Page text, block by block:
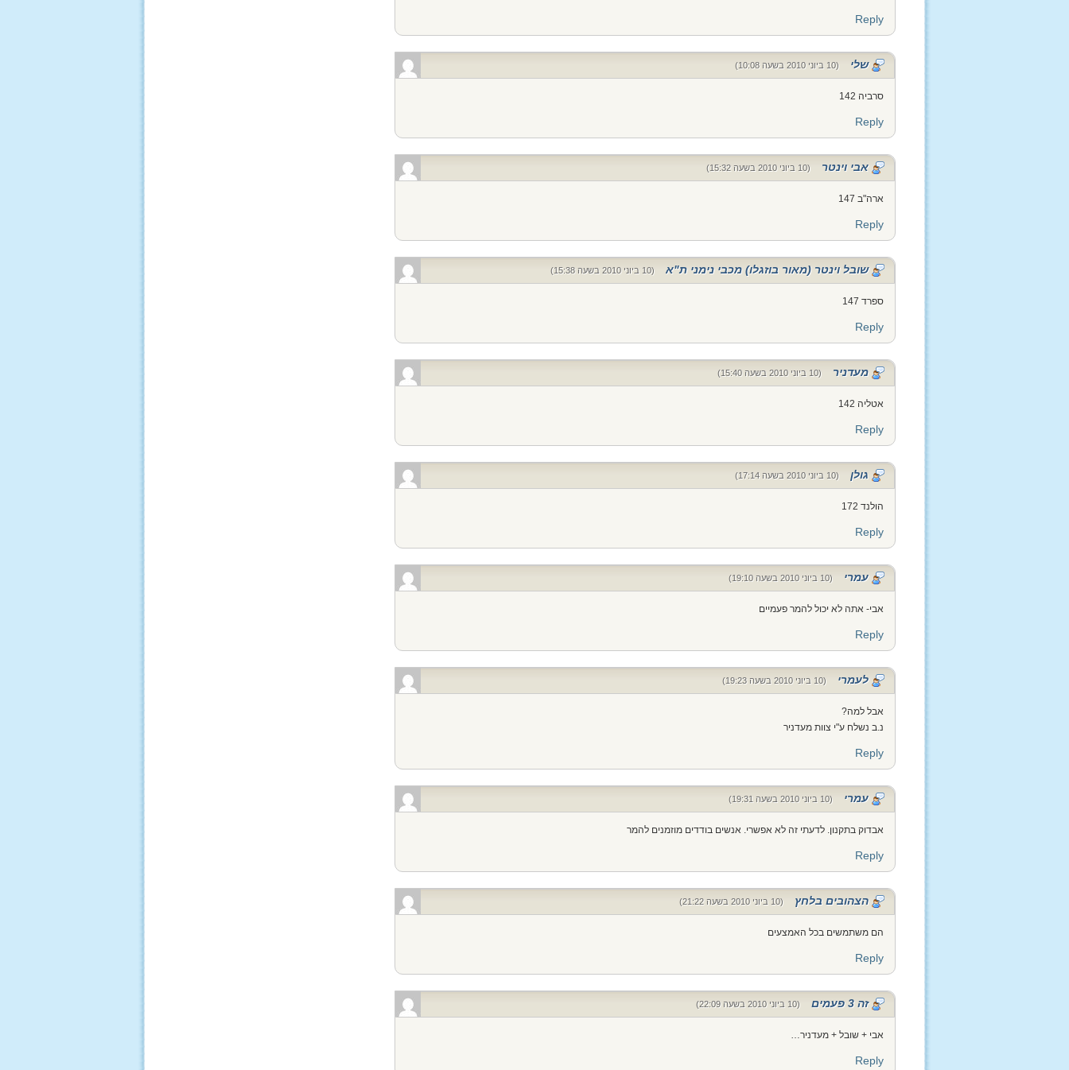
Reply
שלי (10 ביוני 2010 בשעה 10:08)
סרביה 142
Reply
אבי וינטר (10 ביוני 2010 בשעה 15:32)
ארה"ב 147
Reply
שובל וינטר (מאור בוזגלו) מכבי נימני ת"א (10 ביוני 2010 בשעה 15:38)
ספרד 147
Reply
מעדניר (10 ביוני 2010 בשעה 15:40)
אטליה 142
Reply
גולן (10 ביוני 2010 בשעה 17:14)
הולנד 172
Reply
עמרי (10 ביוני 2010 בשעה 19:10)
אבי- אתה לא יכול להמר פעמיים
Reply
לעמרי (10 ביוני 2010 בשעה 19:23)
אבל למה?
נ.ב נשלח ע"י צוות מעדניר
Reply
עמרי (10 ביוני 2010 בשעה 19:31)
אבדוק בתקנון. לדעתי זה לא אפשרי. אנשים בודדים מוזמנים להמר
Reply
הצהובים בלחץ (10 ביוני 2010 בשעה 21:22)
הם משתמשים בכל האמצעים
Reply
זה 3 פעמים (10 ביוני 2010 בשעה 22:09)
אבי + שובל + מעדניר…
Reply